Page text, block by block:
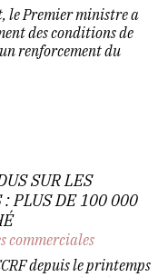
le Premier ministre a
des conditions de
renforcement du
SUR LES
: PLUS DE 100 000
commerciales
depuis le printemps